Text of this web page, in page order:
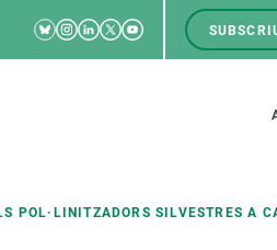
RRSS
Bluesky
Instagram
Linkedin
TwitterYoutube
POL·LINITZADORS SILVESTRES A